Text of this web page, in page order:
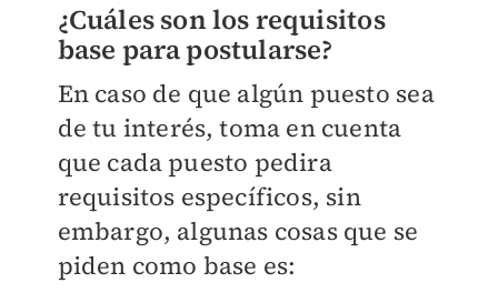
¿Cuáles son los requisitos
base para postularse?
En caso de que algún puesto sea
de tu interés, toma en cuenta
que cada puesto pedira
requisitos específicos, sin
embargo, algunas cosas que se
piden como base es: